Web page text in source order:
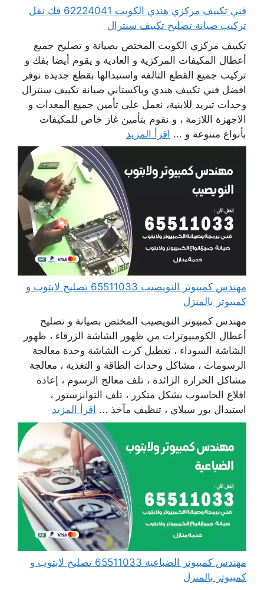
فني تكييف مركزي هندي الكويت 62224041 فك نقل
تركيب صيانة تصليح تكييف سنترال
تكييف مركزي الكويت المختص بصيانة و تصليح جميع
أعطال المكيفات المركزية و العادية و يقوم أيضا بفك و
تركيب جميع القطع التالفة واستبدالها بقطع جديدة نوفر
افضل فني تكييف هندي وباكستاني صيانة تكييف سنترال
وحدات تبريد للابنية، نعمل على تأمين جميع المعدات و
الاجهزة اللازمة ، و نقوم بتأمين غاز خاص للمكيفات
بأنواع متنوعة و ... اقرأ المزيد
مهندس كمبيوتر النويصيب 65511033 تصليح لابتوب و
كمبيوتر بالمنزل
مهندس كمبيوتر النويصيب المختص بصيانة و تصليح
أعطال الكومبيوترات من ظهور الشاشة الزرقاء ، ظهور
الشاشة السوداء ، تعطيل كرت الشاشة وحدة معالجة
الرسومات ، مشاكل وحدات الطاقة و التغذية ، معالجة
مشاكل الحرارة الزائدة ، تلف معالج الرسوم ، إعادة
اقلاع الحاسوب بشكل متكرر ، تلف التوانزستور ،
استبدال بور سبلاي ، تنظيف مآخذ ... اقرأ المزيد
مهندس كمبيوتر الضباعية 65511033 تصليح لابتوب و
كمبيوتر بالمنزل